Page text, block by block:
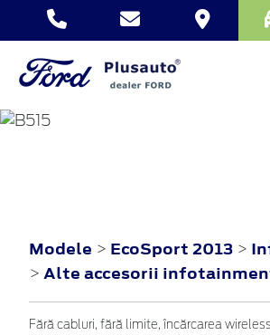
Modele > EcoSport 2013 >
> Alte accesorii
Fără cabluri, fără limite, încărcarea